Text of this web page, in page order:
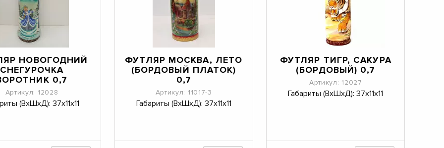
НОВОГОДНИЙ
СНЕГУРОЧКА
0,7
Артикул: 12028
(ВхШхД): 37х11х11
ФУТЛЯР МОСКВА, ЛЕТО
(БОРДОВЫЙ ПЛАТОК)
0,7
Артикул: 11017-3
Габариты (ВхШхД): 37х11х11
ФУТЛЯР ТИГР, САКУРА
(БОРДОВЫЙ) 0,7
Артикул: 12027
Габариты (ВхШхД): 37х11х11